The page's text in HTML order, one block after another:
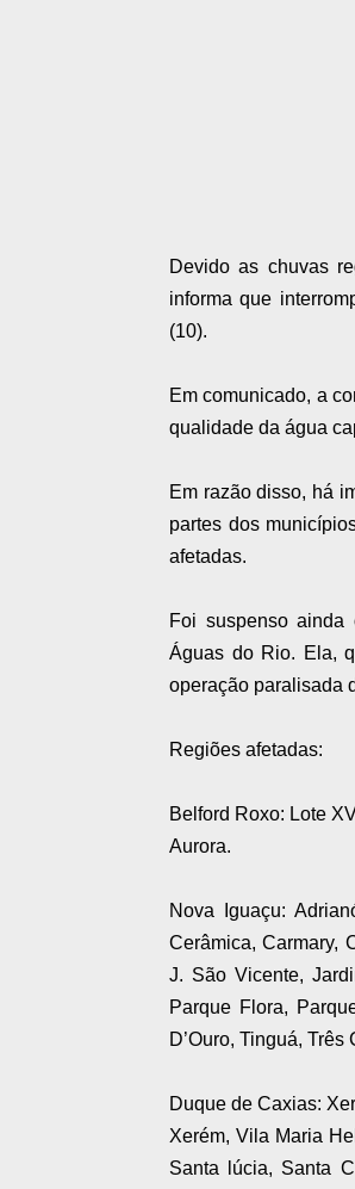
Devido as chuvas
informa que
(10).
Em comunicado, a
qualidade da água
Em razão disso, há
partes dos
afetadas.
Foi suspenso ainda
Águas do Rio. Ela,
operação paralisada
Regiões afetadas:
Belford Roxo: Lote
Aurora.
Nova Iguaçu:
Cerâmica, Carmary,
J. São Vicente,
Parque Flora,
D’Ouro, Tinguá,
Duque de Caxias:
Xerém, Vila Maria
Santa lúcia, Santa